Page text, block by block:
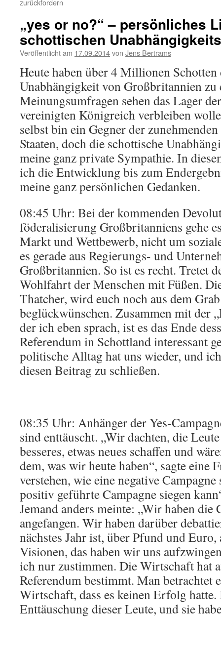
zurückfordern
„yes or no?“ – persönliches
schottischen
Veröffentlicht am 17.09.2014von Jens Bertrams
Heute haben über 4 Millionen
Unabhängigkeit von Großbritannien zu
Meinungsumfragen sehen das Lager
vereinigten Königreich verbleiben
selbst bin ein Gegner der
Staaten, doch die schottische
meine ganz private Sympathie. In
ich die Entwicklung bis zum
meine ganz persönlichen Gedanken.
08:45 Uhr: Bei der kommenden
föderalisierung Großbritanniens gehe
Markt und Wettbewerb, nicht um
es gerade aus Regierungs- und
Großbritannien. So ist es recht. Tretet
Wohlfahrt der Menschen mit Füßen.
Thatcher, wird euch noch aus dem
beglückwünschen. Zusammen mit der
der ich eben sprach, ist es das Ende
Referendum in Schottland interessant
politische Alltag hat uns wieder, und
diesen Beitrag zu schließen.
08:35 Uhr: Anhänger der Yes-
sind enttäuscht. „Wir dachten, die
besseres, etwas neues schaffen und
dem, was wir heute haben“, sagte eine
verstehen, wie eine negative
positiv geführte Campagne siegen
Jemand anders meinte: „Wir haben die
angefangen. Wir haben darüber
nächstes Jahr ist, über Pfund und
Visionen, das haben wir uns
ich nur zustimmen. Die Wirtschaft hat
Referendum bestimmt. Man betrachtet
Wirtschaft, dass es keinen Erfolg hatte.
Enttäuschung dieser Leute, und sie